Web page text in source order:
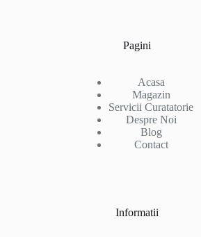
Pagini
Acasa
Magazin
Servicii Curatatorie
Despre Noi
Blog
Contact
Informatii